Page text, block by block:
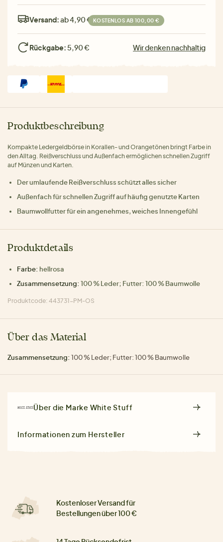
Versand:ab 4,90 € KOSTENLOS AB 100,00 €
Rückgabe: 5,90 € Wir denken nachhaltig
Produktbeschreibung
Kompakte Ledergeldbörse in Korallen- und Orangetönen bringt Farbe in
den Alltag. Reißverschluss und Außenfach ermöglichen schnellen Zugriff
auf Münzen und Karten.
Der umlaufende Reißverschluss schützt alles sicher
Außenfach für schnellen Zugriff auf häufig genutzte Karten
Baumwollfutter für ein angenehmes, weiches Innengefühl
Produktdetails
Farbe: hellrosa
Zusammensetzung: 100 % Leder; Futter: 100 % Baumwolle
Produktcode: 443731-PM-OS
Über das Material
Zusammensetzung: 100 % Leder; Futter: 100 % Baumwolle
Über die Marke White Stuff
Informationen zum Hersteller
Kostenloser Versand für
Bestellungen über 100 €